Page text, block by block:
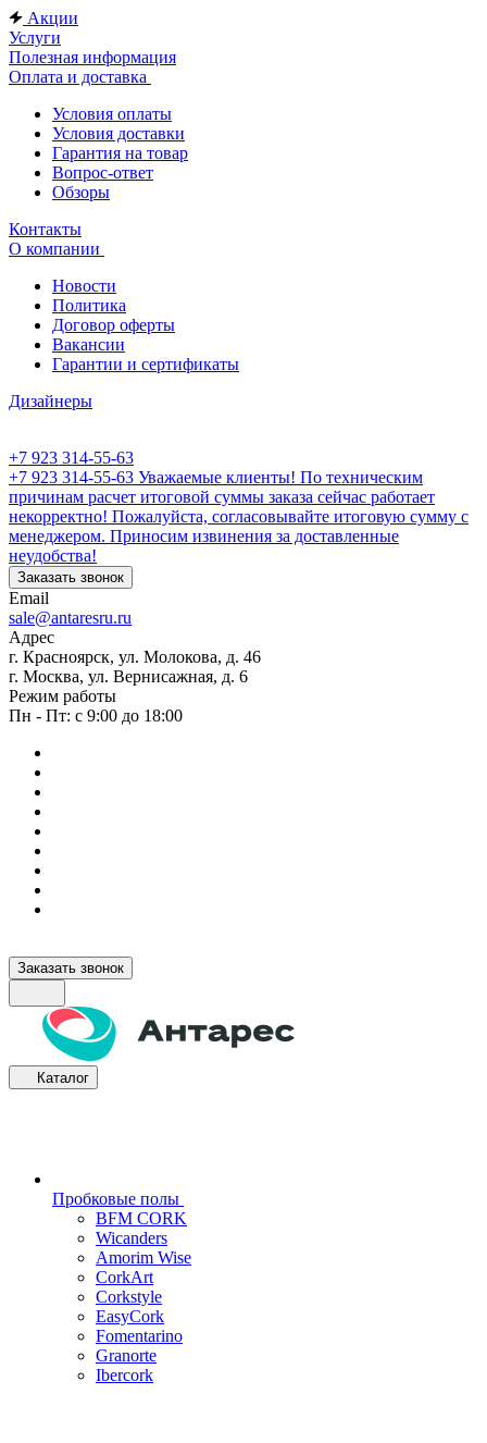
Акции
Услуги
Полезная информация
Оплата и доставка
Условия оплаты
Условия доставки
Гарантия на товар
Вопрос-ответ
Обзоры
Контакты
О компании
Новости
Политика
Договор оферты
Вакансии
Гарантии и сертификаты
Дизайнеры
+7 923 314-55-63
+7 923 314-55-63 Уважаемые клиенты! По техническим
причинам расчет итоговой суммы заказа сейчас работает
некорректно! Пожалуйста, согласовывайте итоговую сумму с
менеджером. Приносим извинения за доставленные
неудобства!
Заказать звонок
Email
sale@antaresru.ru
Адрес
г. Красноярск, ул. Молокова, д. 46
г. Москва, ул. Вернисажная, д. 6
Режим работы
Пн - Пт: с 9:00 до 18:00
Заказать звонок
Каталог
Пробковые полы
BFM CORK
Wicanders
Amorim Wise
CorkArt
Corkstyle
EasyCork
Fomentarino
Granorte
Ibercork